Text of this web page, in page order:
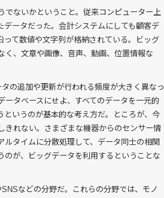
でないかということ。従来コンピューター上
ータだった。会計システムにしても顧客デ
て数値や文字列が格納されている。ビッグ
く、文章や画像、音声、動画、位置情報な
の追加や更新が行われる頻度が大きく異なっ
タベースにせよ、すべてのデータを一元的
というのが基本的な考え方だ。ところが、今
きれない。さまざまな機器からのセンサー情
タイムに分散処理して、データ同士の相関
のが、ビッグデータを利用するということな
などの分野だ。これらの分野では、モノ